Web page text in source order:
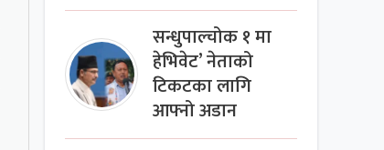
सन्धुपाल्चोक १ मा
हेभिवेट’ नेताको
टिकटका लागि
आफ्नो अडान